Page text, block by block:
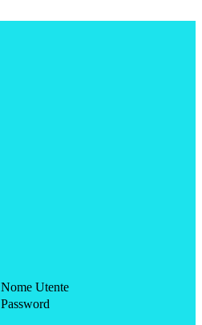
Nome Utente
Password